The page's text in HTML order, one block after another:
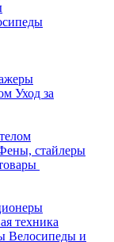
Уход за
стайлеры
техника
Велосипеды и